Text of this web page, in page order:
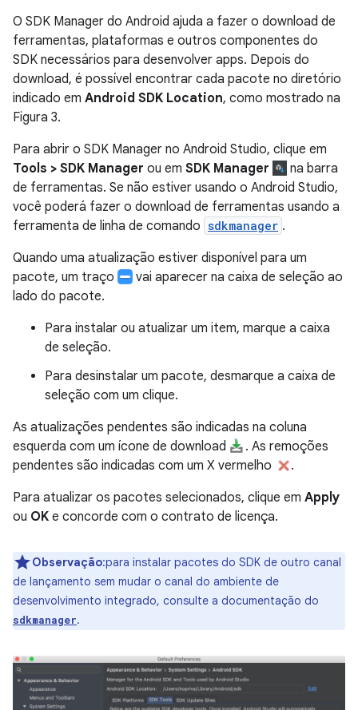
O SDK Manager do Android ajuda a fazer o download de
ferramentas, plataformas e outros componentes do
SDK necessários para desenvolver apps. Depois do
download, é possível encontrar cada pacote no diretório
indicado em Android SDK Location, como mostrado na
Figura 3.
Para abrir o SDK Manager no Android Studio, clique em
Tools > SDK Manager ou em SDK Manager
na barra
de ferramentas. Se não estiver usando o Android Studio,
você poderá fazer o download de ferramentas usando a
ferramenta de linha de comando sdkmanager .
Quando uma atualização estiver disponível para um
pacote, um traço
vai aparecer na caixa de seleção ao
lado do pacote.
Para instalar ou atualizar um item, marque a caixa
de seleção.
Para desinstalar um pacote, desmarque a caixa de
seleção com um clique.
As atualizações pendentes são indicadas na coluna
esquerda com um ícone de download
. As remoções
pendentes são indicadas com um X vermelho
.
Para atualizar os pacotes selecionados, clique em Apply
ou OK e concorde com o contrato de licença.
Observação:para instalar pacotes do SDK de outro canal
de lançamento sem mudar o canal do ambiente de
desenvolvimento integrado, consulte a documentação do
sdkmanager.